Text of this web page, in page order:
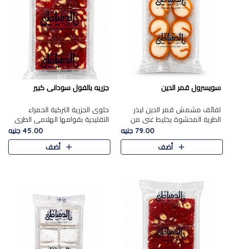
سويسرول قمر الدين
لفائف مشمش قمر الدين ليذر
الطرية المحشوة بخليط غني من
جوز الهند الأبيض والمكسرات
الفاخرة، يقدم المذاق الحلو
الطبيعي لقمر الدين و تجمع بين
79.00 جنيه
أضف
جزريه بالفول سودانى كبير
حلوى الجزرية التركية الحمراء
التقليدية بقوامها الهلامي الطري
ولونها الأحمر المميز، محشوة
بسخاء بالفول السوداني المحمص
لتمنحك توازنًا رائعًا ..
45.00 جنيه
أضف